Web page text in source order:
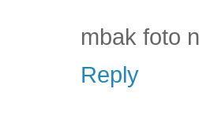
mbak foto
Reply